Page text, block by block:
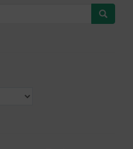
cookies te